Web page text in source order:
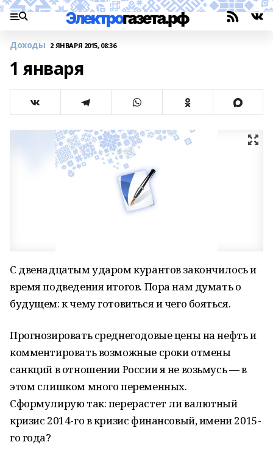
Доходы 2 ЯНВАРЯ 2015, 08:36
1 января
С двенадцатым ударом курантов закончилось и
время подведения итогов. Пора нам думать о
будущем: к чему готовиться и чего бояться.
Прогнозировать среднегодовые цены на нефть и
комментировать возможные сроки отмены
санкций в отношении России я не возьмусь — в
этом слишком много переменных.
Сформулирую так: перерастет ли валютный
кризис 2014-го в кризис финансовый, имени 2015-
го года?